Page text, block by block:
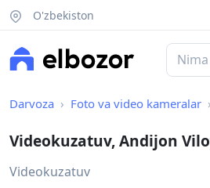
O'zbekiston
Darvoza Foto va video kameralar
Videokuzatuv, Andijon
Videokuzatuv